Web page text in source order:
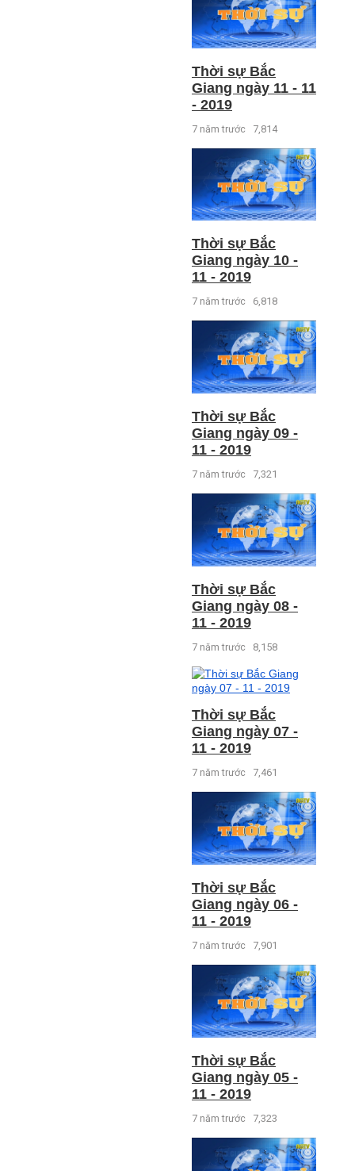
Thời sự Bắc
Giang ngày 11 - 11
- 2019
7 năm trước 7,814
Thời sự Bắc
Giang ngày 10 -
11 - 2019
7 năm trước 6,818
Thời sự Bắc
Giang ngày 09 -
11 - 2019
7 năm trước 7,321
Thời sự Bắc
Giang ngày 08 -
11 - 2019
7 năm trước 8,158
Thời sự Bắc
Giang ngày 07 -
11 - 2019
7 năm trước 7,461
Thời sự Bắc
Giang ngày 06 -
11 - 2019
7 năm trước 7,901
Thời sự Bắc
Giang ngày 05 -
11 - 2019
7 năm trước 7,323